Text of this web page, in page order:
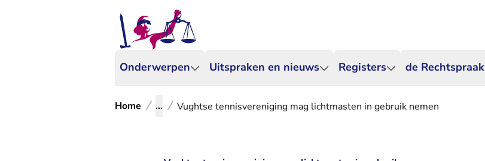
Onderwerpen Uitspraken en nieuws Registers de Rechtspraak
Home ... Vughtse tennisvereniging mag lichtmasten in gebruik nemen